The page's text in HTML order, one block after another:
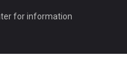
for information